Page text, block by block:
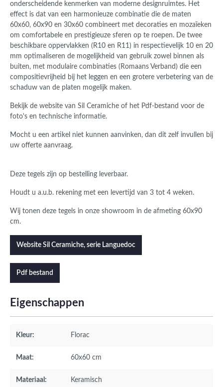
onderscheidende kenmerken van moderne designruimtes. Het
effect is dat van een harmonieuze combinatie die de maten
60x60, 60x90 en 30x60 combineert met decoraties en mozaïeken
om comfortabele en prestigieuze sferen op te roepen. De twee
beschikbare oppervlakken (R10 en R11) in respectievelijk 10 en 20
mm optimaliseren de mogelijkheid van gebruik zowel binnen als
buiten, met modulaire combinaties (Romaans Verband) die een
compositievrijheid bij het leggen en een grotere verbetering van de
schaduw van de platen mogelijk maken.
Bekijk de website van Sil Ceramiche of het Pdf-bestand voor de
foto's en technische informatie.
Mocht u een artikel niet kunnen aanvinken, dan dit zelf invullen bij
uw offerte aanvraag.
Deze tegels zijn op bestelling leverbaar.
Houdt u a.u.b. rekening met een levertijd van 3 tot 4 weken.
Wij tonen deze tegels in onze showroom in de afmeting 60x90
cm.
Website Sil Ceramiche, serie Languedoc
Pdf bestand
Eigenschappen
Kleur: Florac
Maat: 60x60 cm
Materiaal: Keramisch